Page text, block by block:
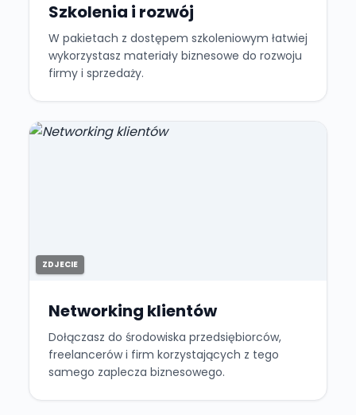
Szkolenia i rozwój
W pakietach z dostępem szkoleniowym łatwiej
wykorzystasz materiały biznesowe do rozwoju
firmy i sprzedaży.
ZDJECIE
Networking klientów
Dołączasz do środowiska przedsiębiorców,
freelancerów i firm korzystających z tego
samego zaplecza biznesowego.